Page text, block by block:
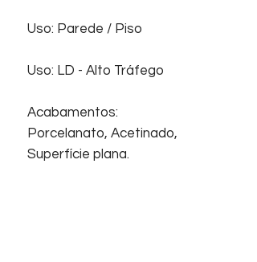
Uso: Parede / Piso
Uso: LD - Alto Tráfego
Acabamentos:
Porcelanato, Acetinado,
Superfície plana.